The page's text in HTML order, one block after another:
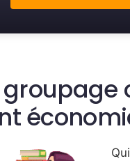
groupage